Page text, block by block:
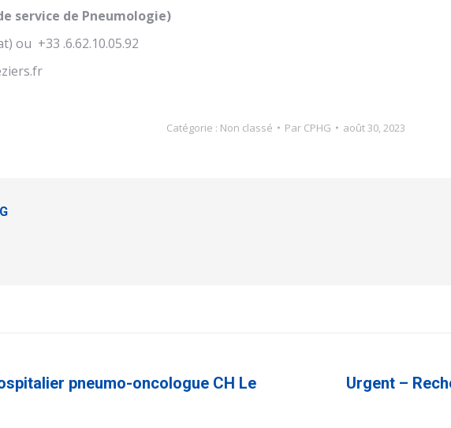
service de Pneumologie)
ou +33 .6.62.10.05.92
Catégorie : Non classé Par CPHG août 30, 2023
pneumo-oncologue CH Le
Urgent –